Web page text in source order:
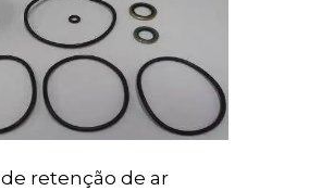
de retenção de ar